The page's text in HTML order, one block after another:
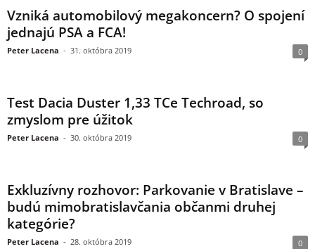
Vzniká automobilový megakoncern? O spojení
jednajú PSA a FCA!
Peter Lacena - 31. októbra 2019 0
Test Dacia Duster 1,33 TCe Techroad, so
zmyslom pre úžitok
Peter Lacena - 30. októbra 2019 0
Exkluzívny rozhovor: Parkovanie v Bratislave –
budú mimobratislavčania občanmi druhej
kategórie?
Peter Lacena - 28. októbra 2019 0